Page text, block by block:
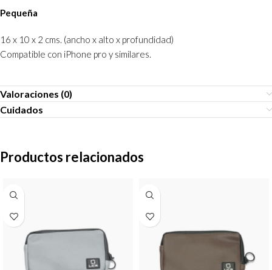
Pequeña
16 x 10 x 2 cms. (ancho x alto x profundidad)
Compatible con iPhone pro y similares.
Valoraciones (0)
Cuidados
Productos relacionados